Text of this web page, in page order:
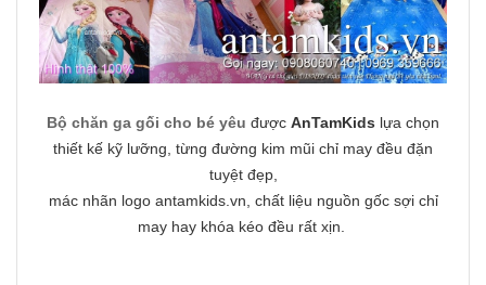
Bộ chăn ga gối cho bé yêu được AnTamKids lựa chọn
thiết kế kỹ lưỡng, từng đường kim mũi chỉ may đều đặn
tuyệt đẹp,
mác nhãn logo antamkids.vn, chất liệu nguồn gốc sợi chỉ
may hay khóa kéo đều rất xịn.